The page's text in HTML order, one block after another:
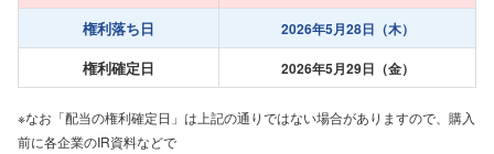
権利落ち日 2026年5月28日（木）
権利確定日 2026年5月29日（金）
※なお「配当の権利確定日」は上記の通りではない場合がありますので、購入
前に各企業のIR資料などで